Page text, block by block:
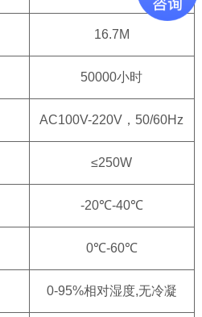
16.7M
50000小时
AC100V-220V，50/60Hz
≤250W
-20℃-40℃
0℃-60℃
0-95%相对湿度,无冷凝